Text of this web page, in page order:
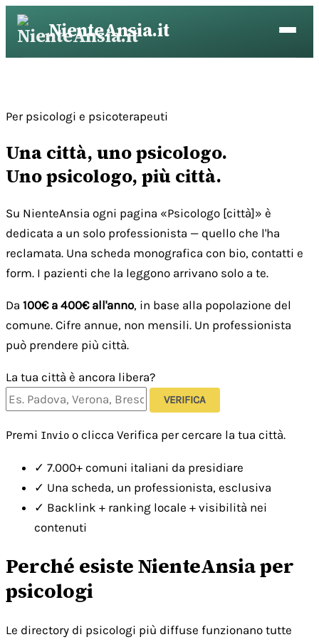
Vai
contenuto
NienteAnsia.it
Per psicologi e psicoterapeuti
Una città, uno psicologo.
Uno psicologo, più città.
Su NienteAnsia ogni pagina «Psicologo [città]» è
dedicata a un solo professionista — quello che l'ha
reclamata. Una scheda monografica con bio, contatti e
form. I pazienti che la leggono arrivano solo a te.
Da 100€ a 400€ all'anno, in base alla popolazione del
comune. Cifre annue, non mensili. Un professionista
può prendere più città.
La tua città è ancora libera?
VERIFICA
Premi Invio o clicca Verifica per cercare la tua città.
✓ 7.000+ comuni italiani da presidiare
✓ Una scheda, un professionista, esclusiva
✓ Backlink + ranking locale + visibilità nei
contenuti
Perché esiste NienteAnsia per
psicologi
Le directory di psicologi più diffuse funzionano tutte